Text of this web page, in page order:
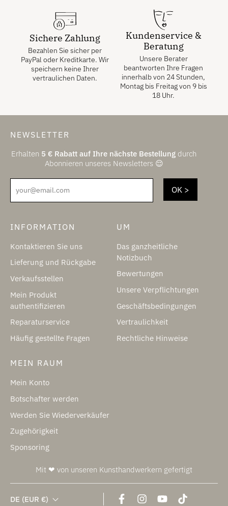
Sichere Zahlung
Bezahlen Sie sicher per
PayPal oder Kreditkarte. Wir
speichern keine Ihrer
vertraulichen Daten.
Kundenservice &
Beratung
Unsere Berater
beantworten Ihre Fragen
innerhalb von 24 Stunden,
Montag bis Freitag von 9 bis
18 Uhr.
NEWSLETTER
Erhalten 5 € Rabatt auf Ihre nächste Bestellung durch
Abonnieren unseres Newsletters 😌
your@email.com
INFORMATION
Kontaktieren Sie uns
Lieferung und Rückgabe
Verkaufsstellen
Mein Produkt
authentifizieren
Reparaturservice
Häufig gestellte Fragen
UM
Das ganzheitliche
Notizbuch
Bewertungen
Unsere Verpflichtungen
Geschäftsbedingungen
Vertraulichkeit
Rechtliche Hinweise
MEIN RAUM
Mein Konto
Botschafter werden
Werden Sie Wiederverkäufer
Zugehörigkeit
Sponsoring
DE (EUR €)
Mit ❤ von unseren Kunsthandwerkern gefertigt